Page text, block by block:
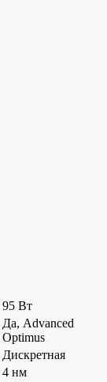
95 Вт
Да, Advanced
Optimus
Дискретная
4 нм